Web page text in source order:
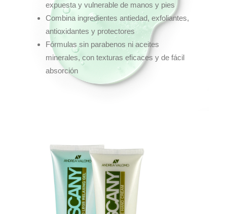
expuesta y vulnerable de manos y pies
Combina ingredientes antiedad, exfoliantes,
antioxidantes y protectores
Fórmulas sin parabenos ni aceites
minerales, con texturas eficaces y de fácil
absorción